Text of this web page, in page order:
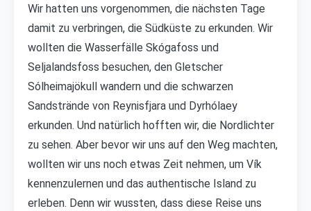
Wir hatten uns vorgenommen, die nächsten Tage
damit zu verbringen, die Südküste zu erkunden. Wir
wollten die Wasserfälle Skógafoss und
Seljalandsfoss besuchen, den Gletscher
Sólheimajökull wandern und die schwarzen
Sandstrände von Reynisfjara und Dyrhólaey
erkunden. Und natürlich hofften wir, die Nordlichter
zu sehen. Aber bevor wir uns auf den Weg machten,
wollten wir uns noch etwas Zeit nehmen, um Vík
kennenzulernen und das authentische Island zu
erleben. Denn wir wussten, dass diese Reise uns